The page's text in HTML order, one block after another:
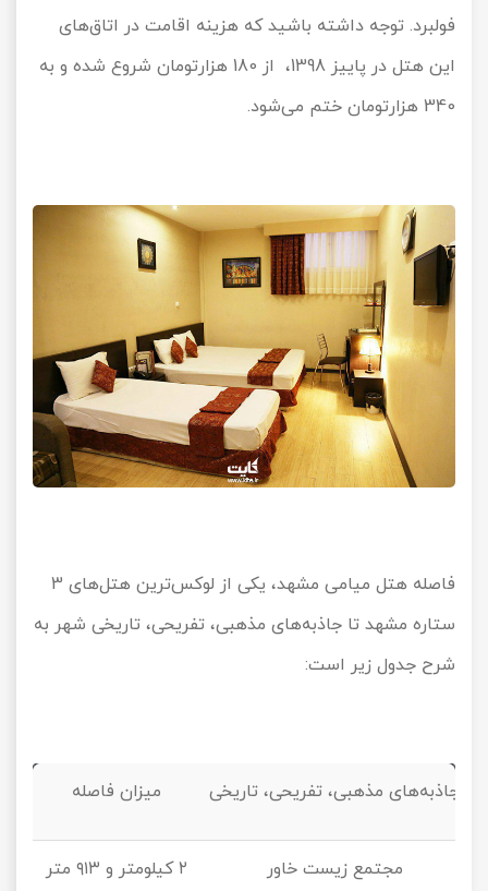
فولبرد. توجه داشته باشید که هزینه اقامت در اتاق‌های
این هتل در پاییز 1398، از 180 هزارتومان شروع شده و به
340 هزارتومان ختم می‌شود.
فاصله هتل میامی مشهد، یکی از لوکس‌ترین هتل‌های 3
ستاره مشهد تا جاذبه‌های مذهبی، تفریحی، تاریخی شهر به
شرح جدول زیر است:
جاذبه‌های مذهبی، تفریحی، تاریخی میزان فاصله
مجتمع زیست خاور ۲ کیلومتر و ۹۱۳ متر